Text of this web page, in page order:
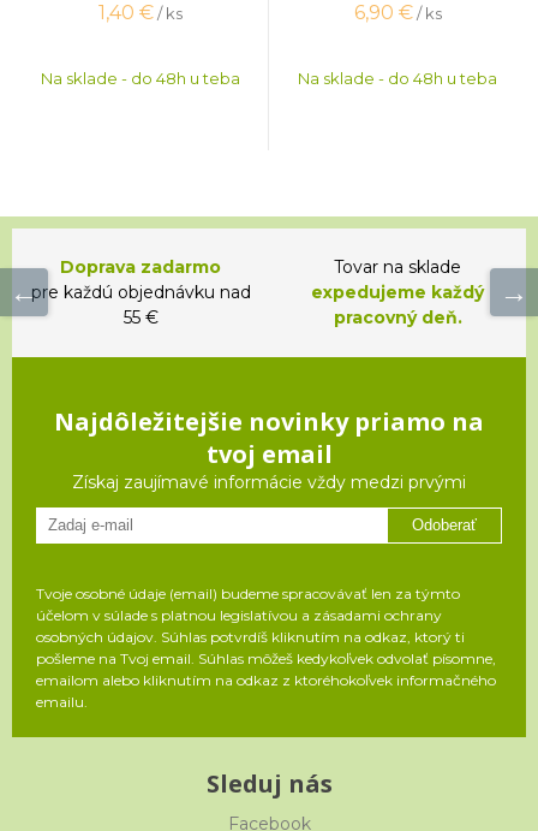
1,40 € / ks
Na sklade - do 48h u teba
6,90 € / ks
Na sklade - do 48h u teba
Doprava zadarmo
pre každú objednávku nad
55 €
Tovar na sklade
expedujeme každý
pracovný deň.
Najdôležitejšie novinky priamo na
tvoj email
Získaj zaujímavé informácie vždy medzi prvými
Odoberať
Tvoje osobné údaje (email) budeme spracovávať len za týmto
účelom v súlade s platnou legislatívou a zásadami ochrany
osobných údajov. Súhlas potvrdíš kliknutím na odkaz, ktorý ti
pošleme na Tvoj email. Súhlas môžeš kedykoľvek odvolať písomne,
emailom alebo kliknutím na odkaz z ktoréhokoľvek informačného
emailu.
Sleduj nás
Facebook